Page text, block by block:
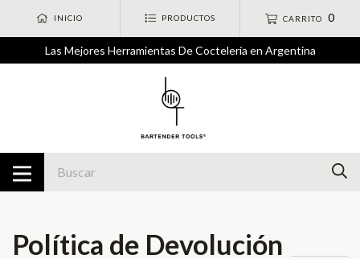
INICIO PRODUCTOS CARRITO 0
Las Mejores Herramientas De Coctelería en Argentina
Política de Devolución